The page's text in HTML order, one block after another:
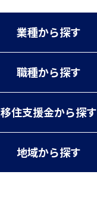
業種から探す
職種から探す
移住支援金から探す
地域から探す